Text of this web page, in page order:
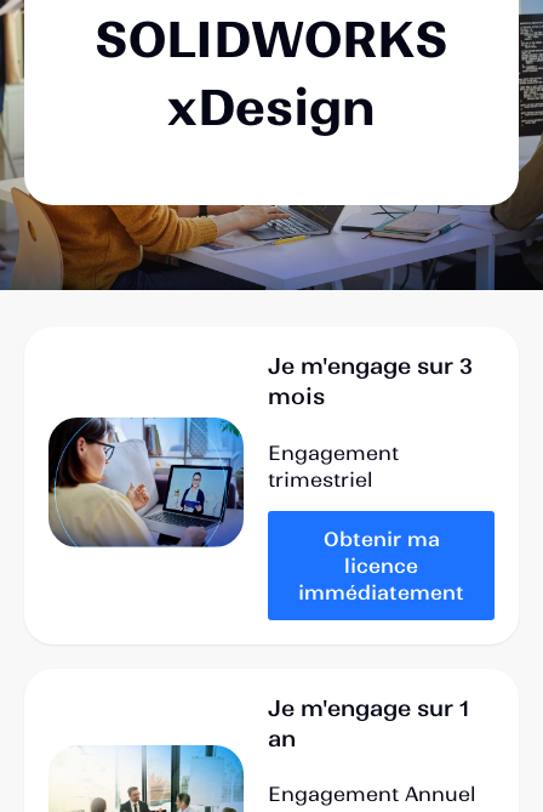
SOLIDWORKS
xDesign
Je m'engage sur 3
mois
Engagement
trimestriel
Obtenir ma
licence
immédiatement
Je m'engage sur 1
an
Engagement Annuel